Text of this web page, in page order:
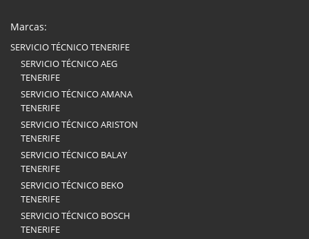
Marcas:
SERVICIO TÉCNICO TENERIFE
SERVICIO TÉCNICO AEG
TENERIFE
SERVICIO TÉCNICO AMANA
TENERIFE
SERVICIO TÉCNICO ARISTON
TENERIFE
SERVICIO TÉCNICO BALAY
TENERIFE
SERVICIO TÉCNICO BEKO
TENERIFE
SERVICIO TÉCNICO BOSCH
TENERIFE